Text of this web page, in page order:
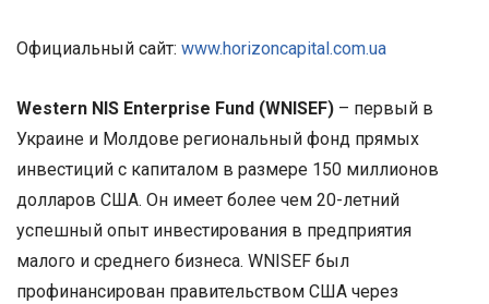
Официальный сайт: www.horizoncapital.com.ua
Western NIS Enterprise Fund (WNISEF) – первый в
Украине и Молдове региональный фонд прямых
инвестиций с капиталом в размере 150 миллионов
долларов США. Он имеет более чем 20-летний
успешный опыт инвестирования в предприятия
малого и среднего бизнеса. WNISEF был
профинансирован правительством США через